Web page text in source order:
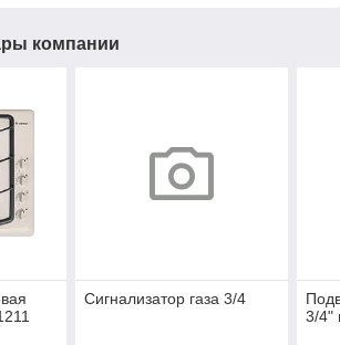
компании
Сигнализатор газа 3/4
3/4"